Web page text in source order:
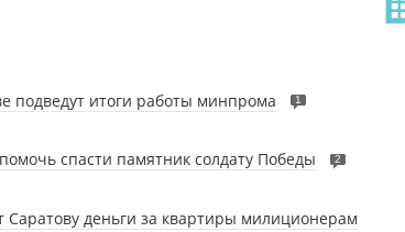
подведут итоги работы минпрома 1
спасти памятник солдату Победы 2
деньги за квартиры милиционерам